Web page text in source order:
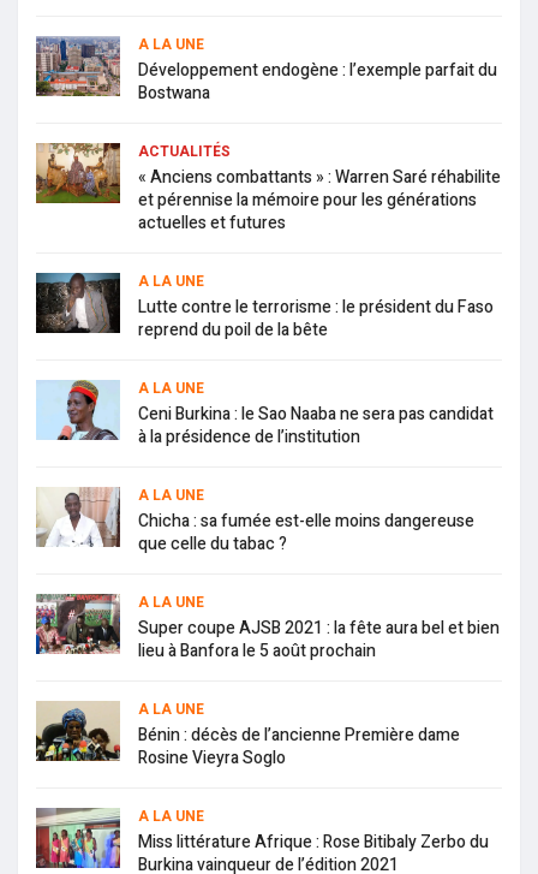
A LA UNE
Développement endogène : l’exemple parfait du
Bostwana
ACTUALITÉS
« Anciens combattants » : Warren Saré réhabilite
et pérennise la mémoire pour les générations
actuelles et futures
A LA UNE
Lutte contre le terrorisme : le président du Faso
reprend du poil de la bête
A LA UNE
Ceni Burkina : le Sao Naaba ne sera pas candidat
à la présidence de l’institution
A LA UNE
Chicha : sa fumée est-elle moins dangereuse
que celle du tabac ?
A LA UNE
Super coupe AJSB 2021 : la fête aura bel et bien
lieu à Banfora le 5 août prochain
A LA UNE
Bénin : décès de l’ancienne Première dame
Rosine Vieyra Soglo
A LA UNE
Miss littérature Afrique : Rose Bitibaly Zerbo du
Burkina vainqueur de l’édition 2021